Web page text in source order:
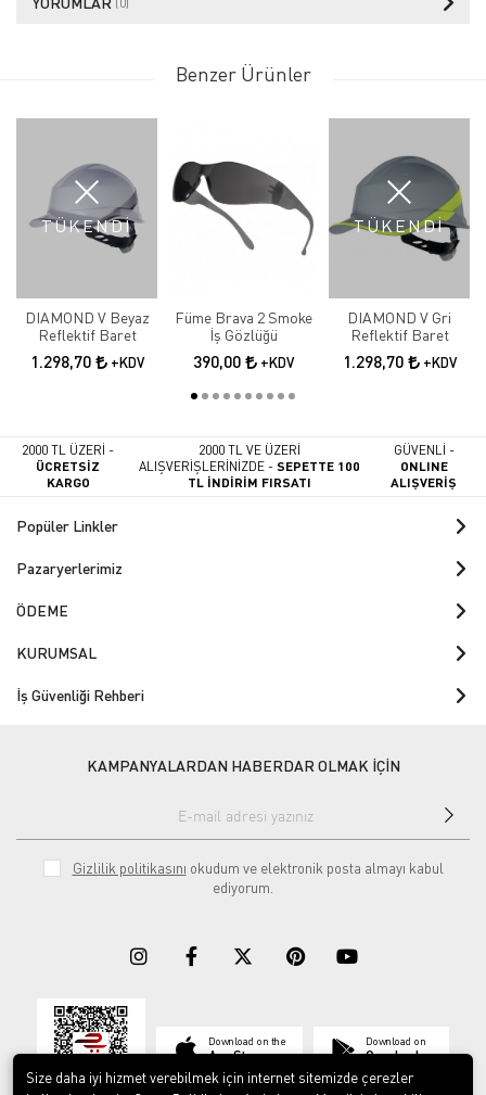
Benzer Ürünler
TÜKENDİ
DIAMOND V Beyaz
Reflektif Baret
1.298,70 +KDV
Füme Brava 2 Smoke
İş Gözlüğü
390,00 +KDV
TÜKENDİ
DIAMOND V Gri
Reflektif Baret
1.298,70 +KDV
2000 TL ÜZERİ -
ÜCRETSİZ
KARGO
2000 TL VE ÜZERİ
ALIŞVERİŞLERİNİZDE -SEPETTE 100
TL İNDİRİM FIRSATI
GÜVENLİ -
ONLINE
ALIŞVERİŞ
Popüler Linkler
Pazaryerlerimiz
ÖDEME
KURUMSAL
İş Güvenliği Rehberi
KAMPANYALARDAN HABERDAR OLMAK İÇİN
Gizlilik politikasını okudum ve elektronik posta almayı kabul
ediyorum.
Download on the
App Store
Download on
Google play
Size daha iyi hizmet verebilmek için internet sitemizde çerezler